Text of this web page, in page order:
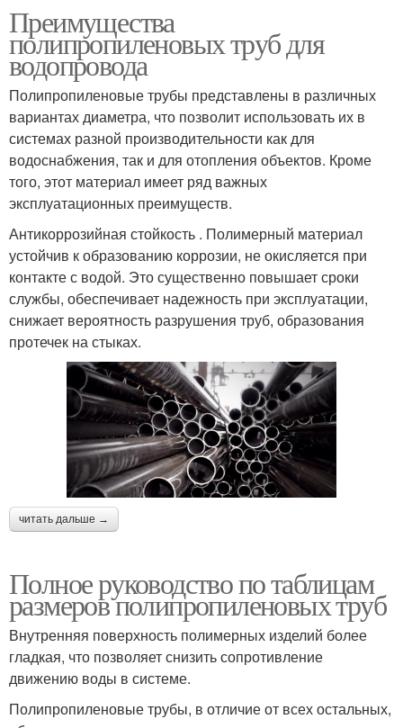
Преимущества
полипропиленовых труб для
водопровода
Полипропиленовые трубы представлены в различных
вариантах диаметра, что позволит использовать их в
системах разной производительности как для
водоснабжения, так и для отопления объектов. Кроме
того, этот материал имеет ряд важных
эксплуатационных преимуществ.
Антикоррозийная стойкость . Полимерный материал
устойчив к образованию коррозии, не окисляется при
контакте с водой. Это существенно повышает сроки
службы, обеспечивает надежность при эксплуатации,
снижает вероятность разрушения труб, образования
протечек на стыках.
читать дальше →
Полное руководство по таблицам
размеров полипропиленовых труб
Внутренняя поверхность полимерных изделий более
гладкая, что позволяет снизить сопротивление
движению воды в системе.
Полипропиленовые трубы, в отличие от всех остальных,